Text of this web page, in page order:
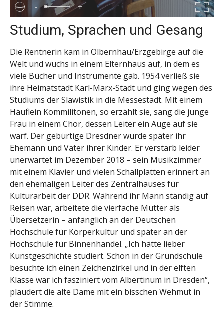
- +
Studium, Sprachen und Gesang
Die Rentnerin kam in Olbernhau/Erzgebirge auf die
Welt und wuchs in einem Elternhaus auf, in dem es
viele Bücher und Instrumente gab. 1954 verließ sie
ihre Heimatstadt Karl-Marx-Stadt und ging wegen des
Studiums der Slawistik in die Messestadt. Mit einem
Häuflein Kommilitonen, so erzählt sie, sang die junge
Frau in einem Chor, dessen Leiter ein Auge auf sie
warf. Der gebürtige Dresdner wurde später ihr
Ehemann und Vater ihrer Kinder. Er verstarb leider
unerwartet im Dezember 2018 – sein Musikzimmer
mit einem Klavier und vielen Schallplatten erinnert an
den ehemaligen Leiter des Zentralhauses für
Kulturarbeit der DDR. Während ihr Mann ständig auf
Reisen war, arbeitete die vierfache Mutter als
Übersetzerin – anfänglich an der Deutschen
Hochschule für Körperkultur und später an der
Hochschule für Binnenhandel. „Ich hätte lieber
Kunstgeschichte studiert. Schon in der Grundschule
besuchte ich einen Zeichenzirkel und in der elften
Klasse war ich fasziniert vom Albertinum in Dresden“,
plaudert die alte Dame mit ein bisschen Wehmut in
der Stimme.